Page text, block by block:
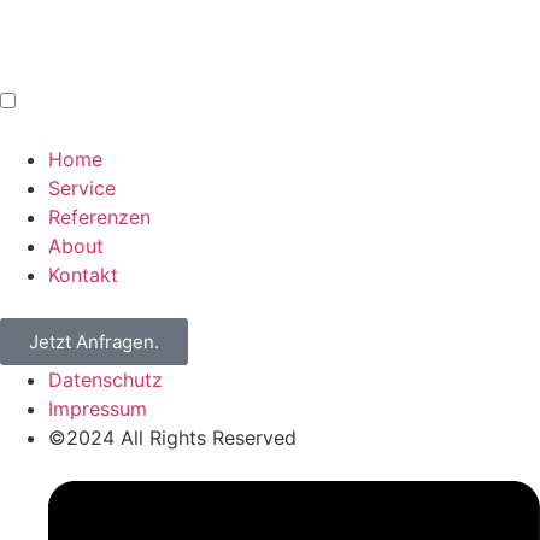
Home
Service
Referenzen
About
Kontakt
Jetzt Anfragen.
Datenschutz
Impressum
©2024 All Rights Reserved